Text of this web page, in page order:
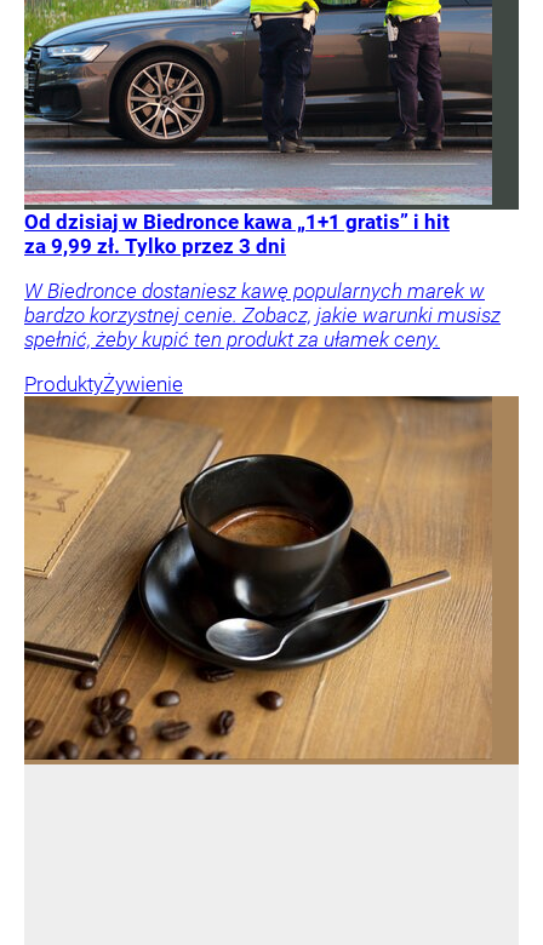
Od dzisiaj w Biedronce kawa „1+1 gratis” i hit
za 9,99 zł. Tylko przez 3 dni
W Biedronce dostaniesz kawę popularnych marek w
bardzo korzystnej cenie. Zobacz, jakie warunki musisz
spełnić, żeby kupić ten produkt za ułamek ceny.
ProduktyŻywienie